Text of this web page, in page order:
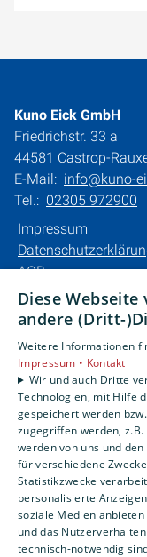
Kuno Eick GmbH
Friedrichstr. 33 a
44581 Castrop-
E-Mail: info@kuno-
Tel.: 02305 972900
Impressum
AGB
Privatkunden
Karriere
Unternehmen
Kontakt
Diese
andere (Dritt-
Weitere Informationen
Impressum • Kontakt
Wir und auch Dritte
Technologien, mit Hilfe
gespeichert werden
zugegriffen werden,
werden von uns und
für verschiedene
Statistikzwecke
personalisierte
soziale Medien
und das
technisch-notwendig